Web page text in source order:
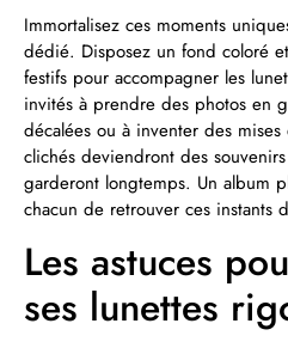
Immortalisez ces moments
dédié. Disposez un fond coloré
festifs pour accompagner les
invités à prendre des photos en
décalées ou à inventer des mises
clichés deviendront des
garderont longtemps. Un album
chacun de retrouver ces instants
Les astuces
ses lunettes